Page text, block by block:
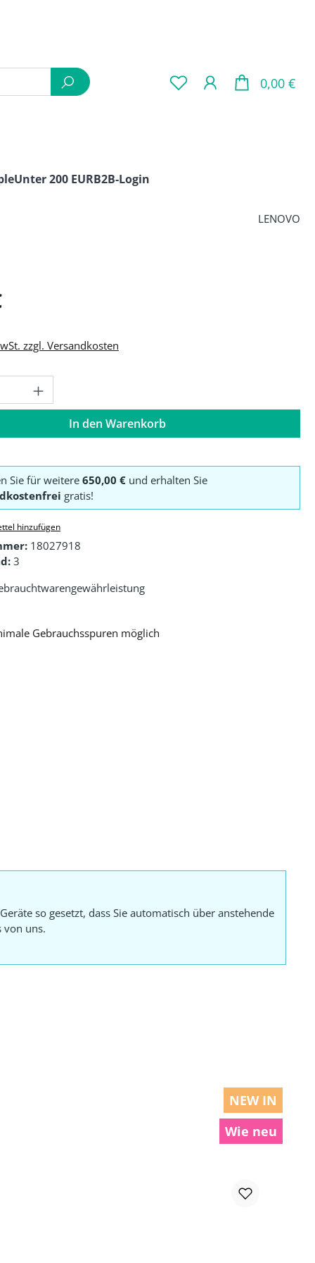
0,00 €
Unter 200 EURB2B-Login
LENOVO
zzgl. Versandkosten
Anzahl: Gib den gewünschten Wert
In den Warenkorb
Sie für weitere 650,00 €und erhalten Sie
gratis!
hinzufügen
18027918
3
Gebrauchsspuren möglich
so gesetzt, dass Sie automatisch über anstehende
von uns.
NEW IN
Wie neu